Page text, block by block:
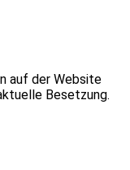
auf der Website
Besetzung.